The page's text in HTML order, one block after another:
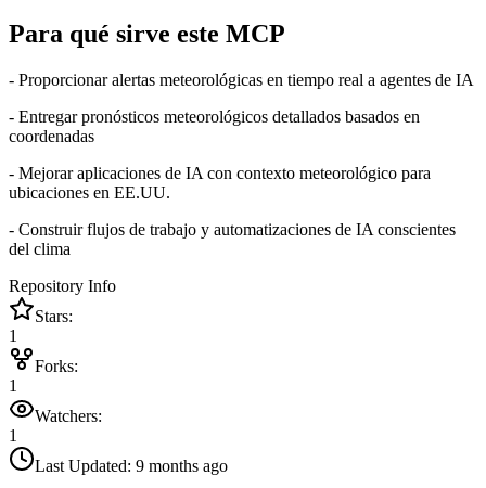
Para qué sirve este MCP
- Proporcionar alertas meteorológicas en tiempo real a agentes de IA
- Entregar pronósticos meteorológicos detallados basados en
coordenadas
- Mejorar aplicaciones de IA con contexto meteorológico para
ubicaciones en EE.UU.
- Construir flujos de trabajo y automatizaciones de IA conscientes
del clima
Repository Info
Stars:
1
Forks:
1
Watchers:
1
Last Updated: 9 months ago